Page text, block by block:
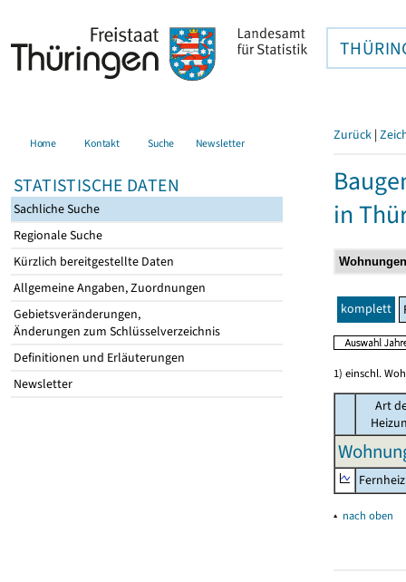
Home Kontakt Suche Newsletter
STATISTISCHE DATEN
Sachliche Suche
Regionale Suche
Kürzlich bereitgestellte Daten
Allgemeine Angaben, Zuordnungen
Gebietsveränderungen,
Änderungen zum Schlüsselverzeichnis
Definitionen und Erläuterungen
Newsletter
Zurück |
in
komplett
1) einschl.
Art
▴ nach oben